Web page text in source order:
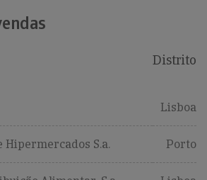
Distrito
Lisboa
S.a. Porto